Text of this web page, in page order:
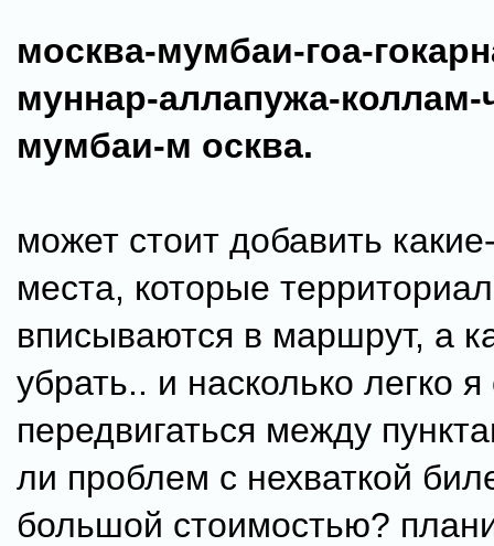
москва-мумбаи-гоа-
муннар-аллапужа-коллам-
мумбаи-м осква.
может стоит добавить
места, которые
вписываются в маршрут, а
убрать.. и насколько легко я
передвигаться между
ли проблем с нехваткой
большой стоимостью?